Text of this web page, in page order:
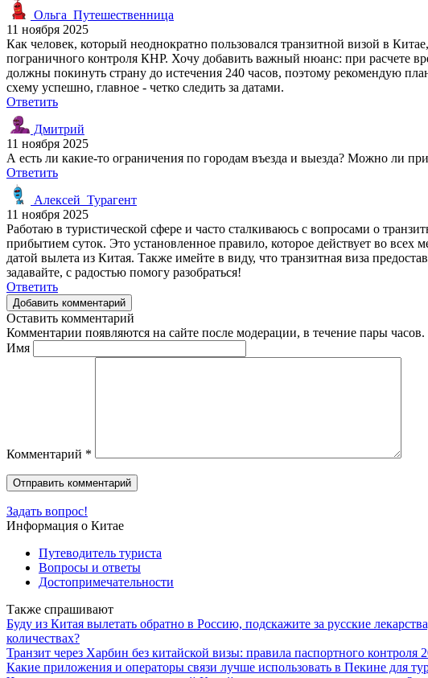
Ольга_Путешественница
11 ноября 2025
Как человек, который неоднократно пользовался транзитной визой в
пограничного контроля КНР. Хочу добавить важный нюанс: при расчете
должны покинуть страну до истечения 240 часов, поэтому рекомендую
схему успешно, главное - четко следить за датами.
Ответить
Дмитрий
11 ноября 2025
А есть ли какие-то ограничения по городам въезда и выезда? Можно ли
Ответить
Алексей_Турагент
11 ноября 2025
Работаю в туристической сфере и часто сталкиваюсь с вопросами о
прибытием суток. Это установленное правило, которое действует во
датой вылета из Китая. Также имейте в виду, что транзитная виза
задавайте, с радостью помогу разобраться!
Ответить
Добавить комментарий
Оставить комментарий
Комментарии появляются на сайте после модерации, в течение пары часов.
Имя
Комментарий *
Задать вопрос!
Информация о Китае
Путеводитель туриста
Вопросы и ответы
Достопримечательности
Также спрашивают
Буду из Китая вылетать обратно в Россию, подскажите за русские
количествах?
Транзит через Харбин без китайской визы: правила паспортного контроля
Какие приложения и операторы связи лучше использовать в Пекине для